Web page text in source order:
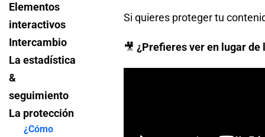
Elementos
interactivos
Intercambio
La estadística
&
seguimiento
La protección
¿Cómo
Si quieres proteger tu
🎥 ¿Prefieres ver en lugar